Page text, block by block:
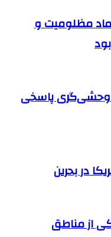
مظلومیت و
وحشی‌گری پاسخی
در بحرین
از مناطق